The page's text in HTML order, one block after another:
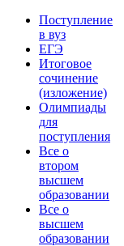
Поступление
в вуз
ЕГЭ
Итоговое
сочинение
(изложение)
Олимпиады
для
поступления
Все о
втором
высшем
образовании
Все о
высшем
образовании